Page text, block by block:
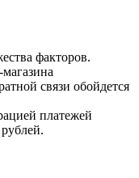
факторов.
связи обойдется
платежей